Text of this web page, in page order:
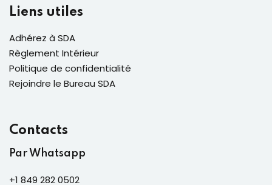
Liens utiles
Adhérez à SDA
Règlement Intérieur
Politique de confidentialité
Rejoindre le Bureau SDA
Contacts
Par Whatsapp
+1 849 282 0502